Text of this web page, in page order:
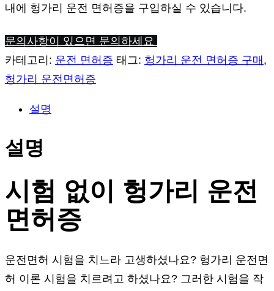
내에 헝가리 운전 면허증을 구입하실 수 있습니다.
문의사항이 있으면 문의하세요
카테고리: 운전 면허증 태그: 헝가리 운전 면허증 구매 ,
헝가리 운전면허증
설명
설명
시험 없이 헝가리 운전
면허증
운전면허 시험을 치느라 고생하셨나요? 헝가리 운전면
허 이론 시험을 치르려고 하셨나요? 그러한 시험을 작